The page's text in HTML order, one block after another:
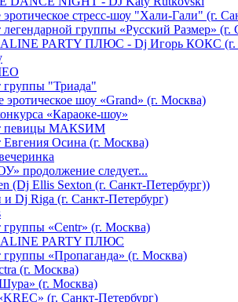
стресс-шоу "Хали-Гали" (г.
группы «Русский Размер» (г.
PARTY ПЛЮС - Dj Игорь КОКС (г.
группы "Триада"
эротическое шоу «Grand» (г. Москва)
«Караоке-шоу»
певицы МАКSИМ
Евгения Осина (г. Москва)
продолжение следует...
(Dj Ellis Sexton (г. Санкт-Петербург))
Dj Riga (г. Санкт-Петербург)
группы «Centr» (г. Москва)
PARTY ПЛЮС
группы «Пропаганда» (г. Москва)
(г. Москва)
(г. Москва)
(г. Санкт-Петербург)